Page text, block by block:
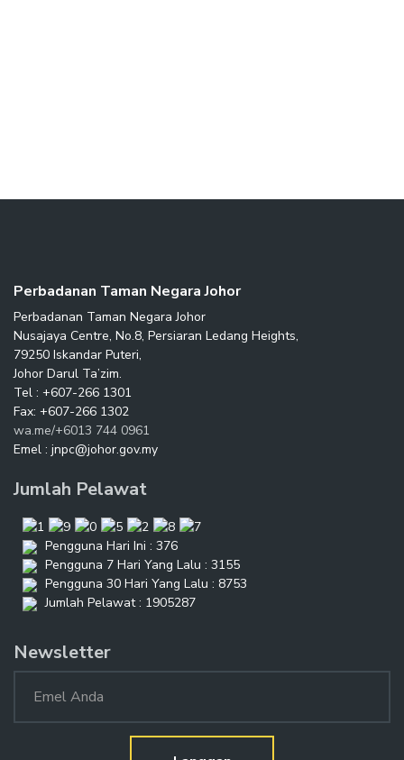
Perbadanan Taman Negara Johor
Perbadanan Taman Negara Johor
Nusajaya Centre, No.8, Persiaran Ledang Heights,
79250 Iskandar Puteri,
Johor Darul Ta’zim.
Tel : +607-266 1301
Fax: +607-266 1302
wa.me/+6013 744 0961
Emel : jnpc@johor.gov.my
Jumlah Pelawat
Pengguna Hari Ini : 376
Pengguna 7 Hari Yang Lalu : 3155
Pengguna 30 Hari Yang Lalu : 8753
Jumlah Pelawat : 1905287
Newsletter